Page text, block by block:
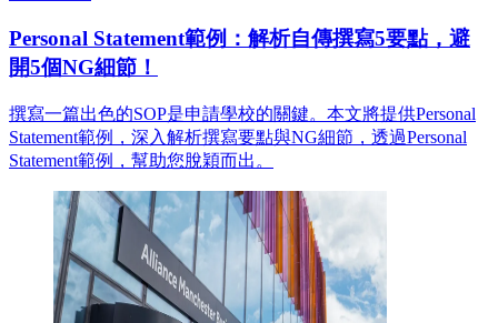
Personal Statement範例：解析自傳撰寫5要點，避
開5個NG細節！
撰寫一篇出色的SOP是申請學校的關鍵。本文將提供Personal
Statement範例，深入解析撰寫要點與NG細節，透過Personal
Statement範例，幫助您脫穎而出。